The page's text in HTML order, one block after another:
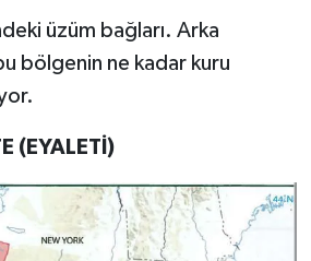
üzüm bağları. Arka
bölgenin ne kadar kuru
(EYALETİ)